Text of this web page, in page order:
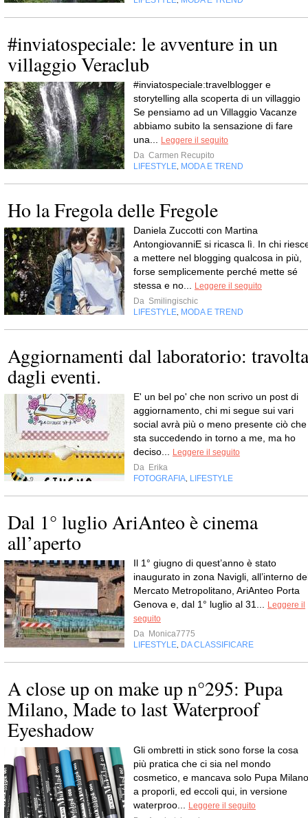
#inviatospeciale: le avventure in un
villaggio Veraclub
#inviatospeciale:travelblogger e
storytelling alla scoperta di un villaggio
Se pensiamo ad un Villaggio Vacanze
abbiamo subito la sensazione di fare
una...
Leggere il seguito
Da Carmen Recupito
LIFESTYLE MODA E TREND
Ho la Fregola delle Fregole
Daniela Zuccotti con Martina
AntongiovanniE si ricasca lì. In chi
a mettere nel blogging qualcosa in più,
forse semplicemente perché mette sé
stessa e no...
Leggere il seguito
Da Smilingischic
LIFESTYLE MODA E TREND
Aggiornamenti dal laboratorio: travolta
dagli eventi.
E' un bel po' che non scrivo un post di
aggiornamento, chi mi segue sui vari
social avrà più o meno presente ciò che
sta succedendo in torno a me, ma ho
deciso...
Leggere il seguito
Da Erika
FOTOGRAFIA LIFESTYLE
Dal 1° luglio AriAnteo è cinema
all’aperto
Il 1° giugno di quest’anno è stato
inaugurato in zona Navigli, all’interno
Mercato Metropolitano, AriAnteo Porta
Genova e, dal 1° luglio al 31...
Leggere il
seguito
Da Monica7775
LIFESTYLE DA CLASSIFICARE
A close up on make up n°295: Pupa
Milano, Made to last Waterproof
Eyeshadow
Gli ombretti in stick sono forse la cosa
più pratica che ci sia nel mondo
cosmetico, e mancava solo Pupa Milano
a proporli, ed eccoli qui, in versione
waterproo...
Leggere il seguito